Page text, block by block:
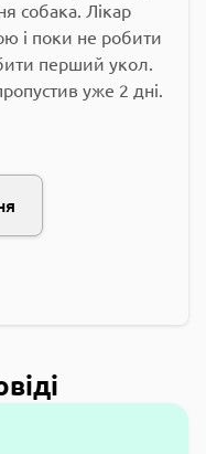
собака. Лікар
і поки не робити
перший укол.
уже 2 дні.